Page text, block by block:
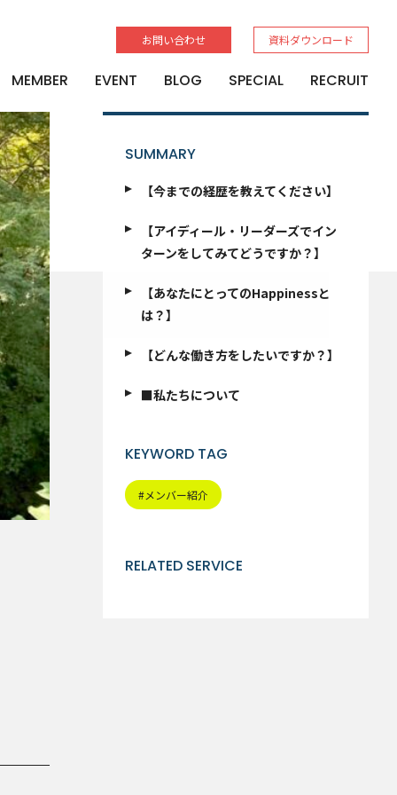
お問い合わせ 資料ダウンロード
MEMBER EVENT BLOG SPECIAL RECRUIT
SUMMARY
【今までの経歴を教えてください】
【アイディール・リーダーズでイン
ターンをしてみてどうですか？】
【あなたにとってのHappinessと
は？】
【どんな働き方をしたいですか？】
■私たちについて
KEYWORD TAG
#メンバー紹介
RELATED SERVICE